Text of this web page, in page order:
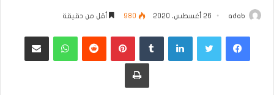
adab 26 أغسطس، 2020 980 أقل من دقيقة
فيسبوكتويتر لينكدإن ‏Tumblr بينتيريست
‏Reddit واتساب مشاركة عبر البريد
طباعة